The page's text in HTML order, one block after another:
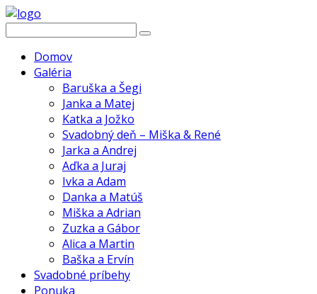
Domov
Galéria
Baruška a Šegi
Janka a Matej
Katka a Jožko
Svadobný deň – Miška & René
Jarka a Andrej
Aďka a Juraj
Ivka a Adam
Danka a Matúš
Miška a Adrian
Zuzka a Gábor
Alica a Martin
Baška a Ervín
Svadobné príbehy
Ponuka